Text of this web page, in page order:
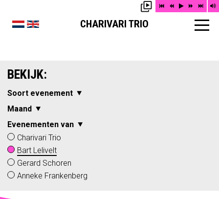
CHARIVARI TRIO
BEKIJK:
Soort evenement
Maand
Evenementen van
Charivari Trio
Bart Lelivelt
Gerard Schoren
Anneke Frankenberg